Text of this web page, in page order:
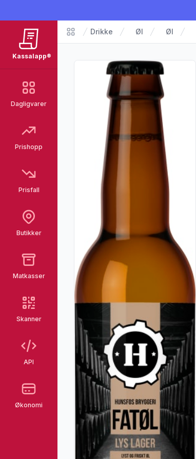
Kassalapp®
Dagligvarer
Prishopp
Prisfall
Butikker
Matkasser
Skanner
API
Økonomi
Matvarer
Drikke Øl Øl